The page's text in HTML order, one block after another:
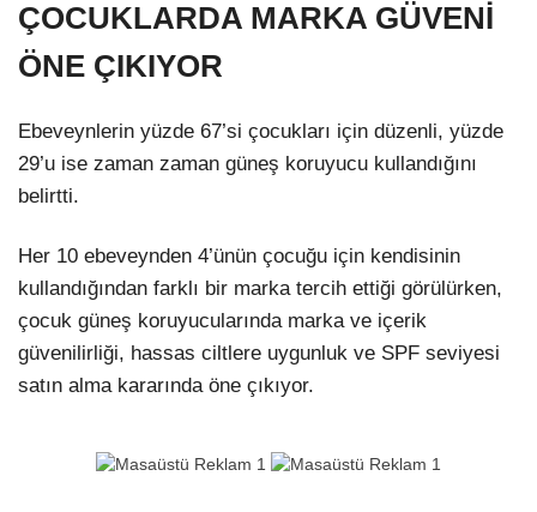
ÇOCUKLARDA MARKA GÜVENİ
ÖNE ÇIKIYOR
Ebeveynlerin yüzde 67’si çocukları için düzenli, yüzde
29’u ise zaman zaman güneş koruyucu kullandığını
belirtti.
Her 10 ebeveynden 4’ünün çocuğu için kendisinin
kullandığından farklı bir marka tercih ettiği görülürken,
çocuk güneş koruyucularında marka ve içerik
güvenilirliği, hassas ciltlere uygunluk ve SPF seviyesi
satın alma kararında öne çıkıyor.